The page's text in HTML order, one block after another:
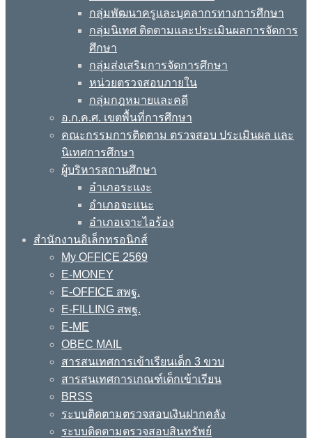
กลุ่มพัฒนาครูและบุคลากรทางการศึกษา
กลุ่มนิเทศ ติดตามและประเมินผลการจัดการ
ศึกษา
กลุ่มส่งเสริมการจัดการศึกษา
หน่วยตรวจสอบภายใน
กลุ่มกฎหมายและคดี
อ.ก.ค.ศ. เขตพื้นที่การศึกษา
คณะกรรมการติดตาม ตรวจสอบ ประเมินผล และ
นิเทศการศึกษา
ผู้บริหารสถานศึกษา
อำเภอระแงะ
อำเภอจะแนะ
อำเภอเจาะไอร้อง
สำนักงานอิเล็กทรอนิกส์
My OFFICE 2569
E-MONEY
E-OFFICE สพฐ.
E-FILLING สพฐ.
E-ME
OBEC MAIL
สารสนเทศการเข้าเรียนเด็ก 3 ขวบ
สารสนเทศการเกณฑ์เด็กเข้าเรียน
BRSS
ระบบติดตามตรวจสอบเงินฝากคลัง
ระบบติดตามตรวจสอบสินทรัพย์